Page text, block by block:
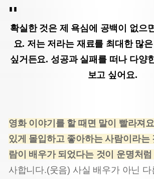
확실한 것은 제 욕심에 공백이 없으
요. 저는 저라는 재료를 최대한 많
싶거든요. 성공과 실패를 떠나 다양
보고 싶어요.
영화 이야기를 할 때면 말이 빨라져
있게 몰입하고 좋아하는 사람이라는
람이 배우가 되었다는 것이 운명처
사합니다.(웃음) 사실 배우가 아닌 다